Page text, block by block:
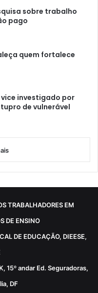
sobre trabalho
pago
quem fortalece
vice investigado por
de vulnerável
TRABALHADORES EM
DE ENSINO
DE EDUCAÇÃO, DIEESE,
15º andar Ed. Seguradoras,
DF